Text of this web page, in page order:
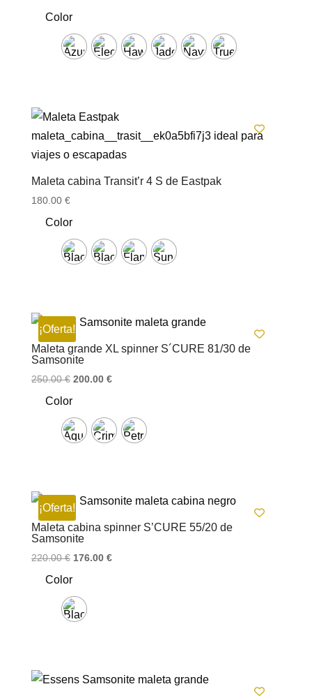
era:
119.00 €.
es:
96.00 €.
Color
Maleta cabina Transit’r 4 S de Eastpak
180.00 €
Color
¡Oferta!
Maleta grande XL spinner S´CURE 81/30 de
Samsonite
250.00€ El
era:
250.00 €.
200.00 €El
es:
200.00 €.
Color
¡Oferta!
Maleta cabina spinner S’CURE 55/20 de
Samsonite
220.00€ El
era:
220.00 €.
176.00 €El
Color